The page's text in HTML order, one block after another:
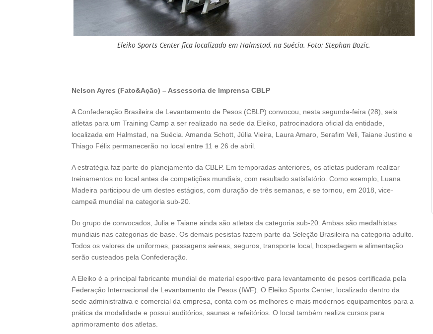
Eleiko Sports Center fica localizado em Halmstad, na Suécia. Foto: Stephan Bozic.
Nelson Ayres (Fato&Ação) – Assessoria de Imprensa CBLP
A Confederação Brasileira de Levantamento de Pesos (CBLP) convocou, nesta segunda-feira (28), seis
atletas para um Training Camp a ser realizado na sede da Eleiko, patrocinadora oficial da entidade,
localizada em Halmstad, na Suécia. Amanda Schott, Júlia Vieira, Laura Amaro, Serafim Veli, Taiane Justino e
Thiago Félix permanecerão no local entre 11 e 26 de abril.
A estratégia faz parte do planejamento da CBLP. Em temporadas anteriores, os atletas puderam realizar
treinamentos no local antes de competições mundiais, com resultado satisfatório. Como exemplo, Luana
Madeira participou de um destes estágios, com duração de três semanas, e se tornou, em 2018, vice-
campeã mundial na categoria sub-20.
Do grupo de convocados, Julia e Taiane ainda são atletas da categoria sub-20. Ambas são medalhistas
mundiais nas categorias de base. Os demais pesistas fazem parte da Seleção Brasileira na categoria adulto.
Todos os valores de uniformes, passagens aéreas, seguros, transporte local, hospedagem e alimentação
serão custeados pela Confederação.
A Eleiko é a principal fabricante mundial de material esportivo para levantamento de pesos certificada pela
Federação Internacional de Levantamento de Pesos (IWF). O Eleiko Sports Center, localizado dentro da
sede administrativa e comercial da empresa, conta com os melhores e mais modernos equipamentos para a
prática da modalidade e possui auditórios, saunas e refeitórios. O local também realiza cursos para
aprimoramento dos atletas.